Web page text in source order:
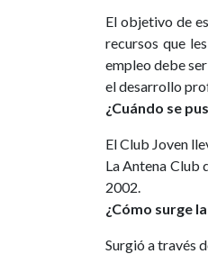
El objetivo de
recursos que
empleo debe
el desarrollo
¿Cuándo se
El Club Joven
La Antena Club
2002.
¿Cómo surge
Surgió a través